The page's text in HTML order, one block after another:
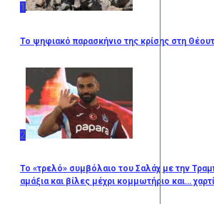
1
Το ψηφιακό παρασκήνιο της κρίσης στη
2
Το «τρελό» συμβόλαιο του Σαλάχ με την
αμάξια και βίλες μέχρι κομμωτήριο και…